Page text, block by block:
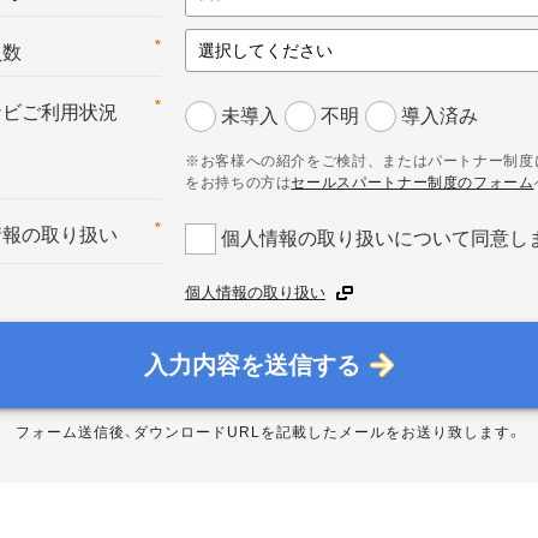
*
*
ご利用状況 未導入 不明 導入済み
※お客様への紹介をご検討、またはパートナー制度
をお持ちの方はセールスパートナー制度のフォーム
*
の取り扱い 個人情報の取り扱いについて同意し
個人情報の取り扱い
入力内容を送信する
フォーム送信後、ダウンロードURLを記載したメールをお送り致します。